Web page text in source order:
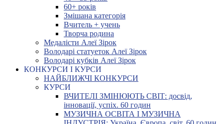
60+ років
Змішана категорія
Вчитель + учень
Творча родина
Медалісти Алеї Зірок
Володарі статуеток Алеї Зірок
Володарі кубків Алеї Зірок
КОНКУРСИ І КУРСИ
НАЙБЛИЖЧІ КОНКУРСИ
КУРСИ
ВЧИТЕЛІ ЗМІНЮЮТЬ СВІТ: досвід,
інновації, успіх. 60 годин
МУЗИЧНА ОСВІТА І МУЗИЧНА